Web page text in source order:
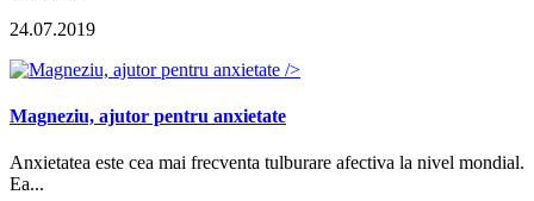
24.07.2019
/>
Magneziu, ajutor pentru anxietate
Anxietatea este cea mai frecventa tulburare afectiva la nivel mondial.
Ea...